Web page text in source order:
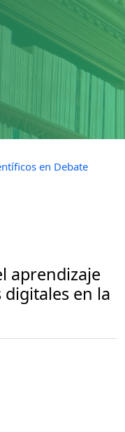
en Debate
aprendizaje
en la